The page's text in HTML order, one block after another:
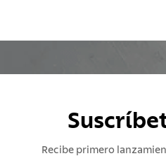
Recibe primero